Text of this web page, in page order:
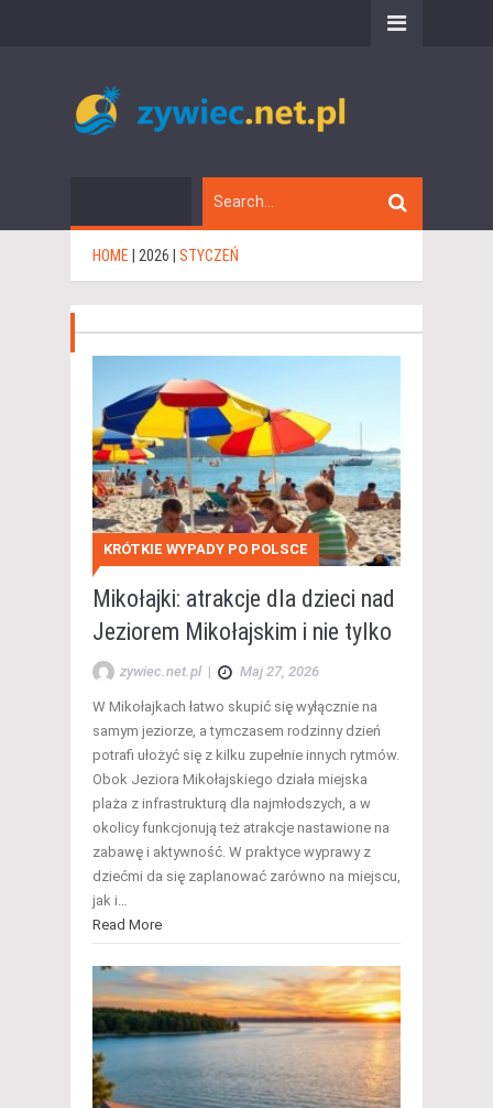
HOME 2026 STYCZEŃ
KRÓTKIE WYPADY PO POLSCE
Mikołajki: atrakcje dla dzieci nad
Jeziorem Mikołajskim i nie tylko
zywiec.net.pl | Maj 27, 2026
W Mikołajkach łatwo skupić się wyłącznie na
samym jeziorze, a tymczasem rodzinny dzień
potrafi ułożyć się z kilku zupełnie innych rytmów.
Obok Jeziora Mikołajskiego działa miejska
plaża z infrastrukturą dla najmłodszych, a w
okolicy funkcjonują też atrakcje nastawione na
zabawę i aktywność. W praktyce wyprawy z
dziećmi da się zaplanować zarówno na miejscu,
jak i…
Read More